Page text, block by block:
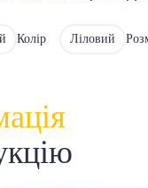
Колір Ліловий